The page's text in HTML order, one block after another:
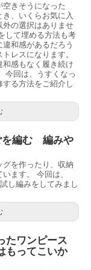
きそうになった
、いくらお気に入
外の選択はありませ
して埋める方法も考
和感があるだろう
レスになります。
感もなく履き続け
今回は、うすくなっ
る方法をご紹介し
を編む 編みや
を作ったり、収納
ます。 今回は、
し編みをしてみまし
たワンピース
もってこいか